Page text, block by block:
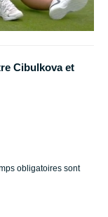
Cibulkova et
obligatoires sont